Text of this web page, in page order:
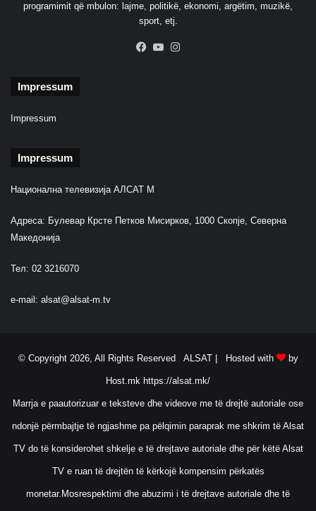
programimit që mbulon: lajme, politikë, ekonomi, argëtim, muzikë,
sport, etj.
Facebook
YouTube
Impressum
Impressum
Impressum
Национална телевизија АЛСАТ М
Адреса: Булевар Крсте Петков Мисирков, 1000 Скопје, Северна
Македонија
Тел: 02 3216070
e-mail: alsat@alsat-m.tv
© Copyright 2026, All Rights Reserved ALSAT | Hosted with by
Host.mk https://alsat.mk/
Marrja e paautorizuar e teksteve dhe videove me të drejtë autoriale ose
ndonjë përmbajtje të ngjashme pa pëlqimin paraprak me shkrim të Alsat
TV do të konsiderohet shkelje e të drejtave autoriale dhe për këtë Alsat
TV e ruan të drejtën të kërkojë kompensim përkatës
monetar.Mosrespektimi dhe abuzimi i të drejtave autoriale dhe të